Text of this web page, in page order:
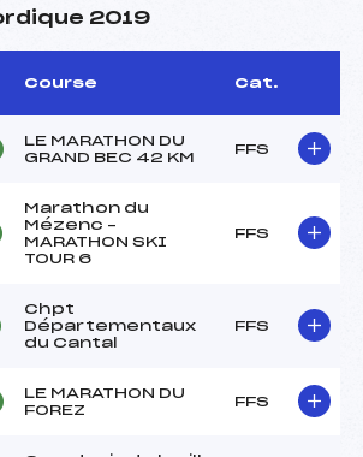
2019
Course Cat.
LE MARATHON DU
GRAND BEC 42 KM
FFS
Marathon du
Mézenc –
MARATHON SKI
TOUR 6
FFS
Chpt
Départementaux
du Cantal
FFS
LE MARATHON DU
FOREZ
FFS